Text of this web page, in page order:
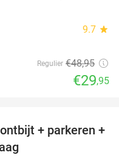
9.7 star
Regulier €48,95
€29,95
48%
+ parkeren +